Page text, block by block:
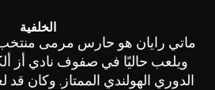
الخلفية
ماتي رايان هو حارس مرمى منتخب
ويلعب حاليًا في صفوف نادي أز
الدوري الهولندي الممتاز. وكان